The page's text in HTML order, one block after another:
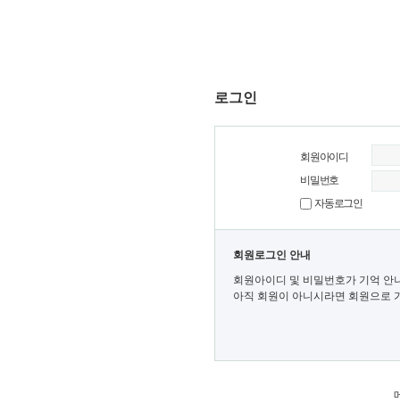
로그인
회원아이디
비밀번호
자동로그인
회원로그인 안내
회원아이디 및 비밀번호가 기억 안
아직 회원이 아니시라면 회원으로